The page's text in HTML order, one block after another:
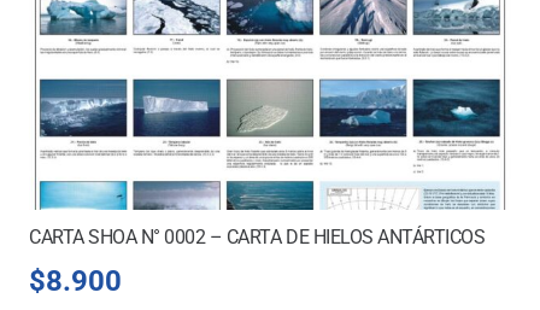
CARTA SHOA N° 0002 – CARTA DE HIELOS ANTÁRTICOS
$8.900